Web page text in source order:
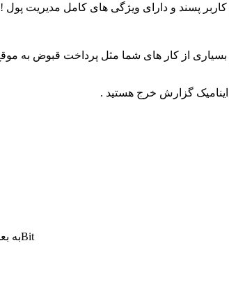
پسند و دارای ویژگی های کامل مدیریت پول !
OS X 10.9 به بعد و پردازنده 64Bit